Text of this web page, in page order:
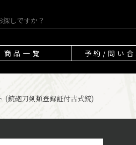
商品一覧 予約/問い合
(銃砲刀剣類登録証付古式銃)